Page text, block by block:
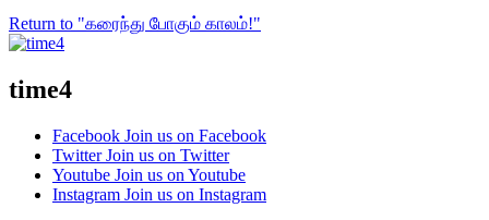
Return to "கரைந்து போகும் காலம்!"
time4
Facebook Join us on Facebook
Twitter Join us on Twitter
Youtube Join us on Youtube
Instagram Join us on Instagram